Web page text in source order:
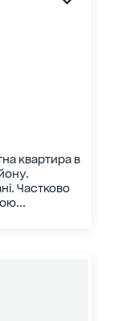
квартира в
Частково